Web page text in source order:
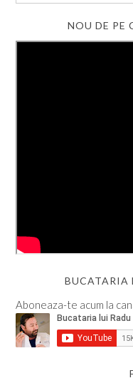
NOU DE PE
BUCATARIA
Aboneaza-te acum la